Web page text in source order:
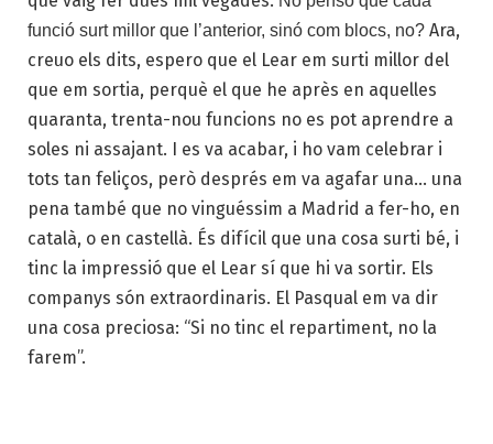
funció surt millor que l’anterior, sinó com blocs, no? Ara,
creuo els dits, espero que el Lear em surti millor del
que em sortia, perquè el que he après en aquelles
quaranta, trenta-nou funcions no es pot aprendre a
soles ni assajant. I es va acabar, i ho vam celebrar i
tots tan feliços, però després em va agafar una… una
pena també que no vinguéssim a Madrid a fer-ho, en
català, o en castellà. És difícil que una cosa surti bé, i
tinc la impressió que el Lear sí que hi va sortir. Els
companys són extraordinaris. El Pasqual em va dir
una cosa preciosa: “Si no tinc el repartiment, no la
farem”.